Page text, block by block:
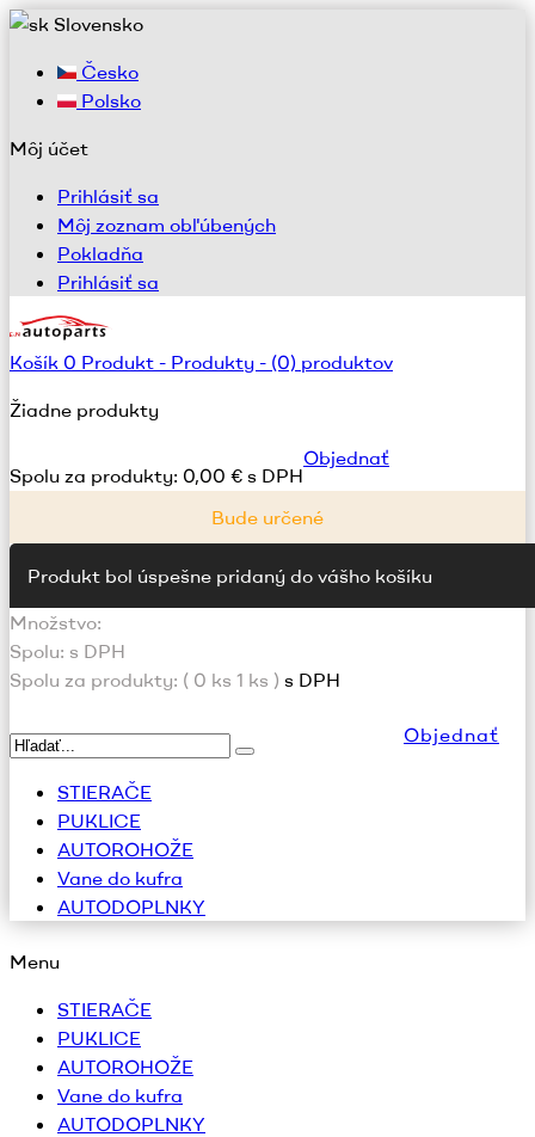
Slovensko
Česko
Polsko
Môj účet
Prihlásiť sa
Môj zoznam obľúbených
Pokladňa
Prihlásiť sa
Košík 0 Produkt - Produkty - (0) produktov
Žiadne produkty
Spolu za produkty: 0,00 € s DPH
Objednať
Bude určené
Produkt bol úspešne pridaný do vášho košíku
Množstvo:
Spolu: s DPH
Spolu za produkty: ( 0 ks 1 ks ) s DPH
Objednať
STIERAČE
PUKLICE
AUTOROHOŽE
Vane do kufra
AUTODOPLNKY
Menu
STIERAČE
PUKLICE
AUTOROHOŽE
Vane do kufra
AUTODOPLNKY